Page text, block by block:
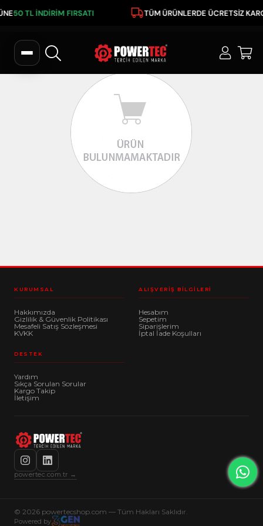
50 TL İNDİRİM FIRSATI TÜM ÜRÜNLERDE ÜCRETSİZ
KURUMSAL
Hakkımızda
Gizlilik & Güvenlik Politikası
Mesafeli Satış Sözleşmesi
KVKK
ALIŞVERIŞ BILGILERI
Hesabım
Sepetim
Siparişlerim
İptal İade Koşulları
DESTEK
Yardım
Sıkça Sorulan Sorular
Kargo Takip
İletişim
powertec.com.tr →
© 2026 powertecshop.com — Tüm Hakları Saklıdır.
Powered by